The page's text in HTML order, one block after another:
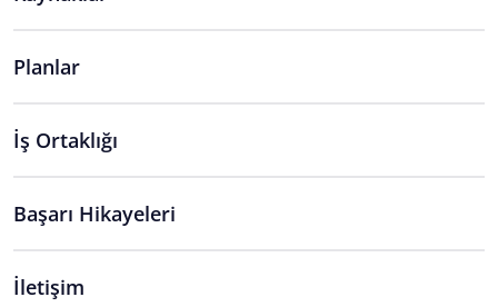
Planlar
İş Ortaklığı
Başarı Hikayeleri
İletişim